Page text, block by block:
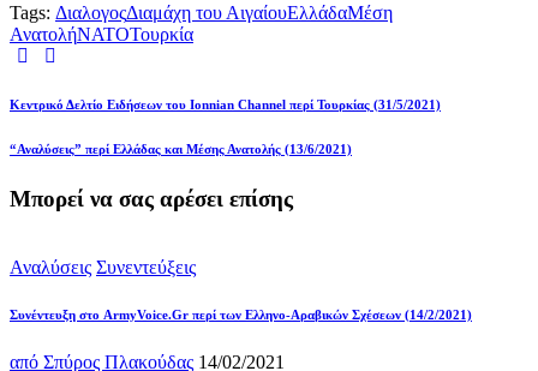
Tags: ΔιαλογοςΔιαμάχη του ΑιγαίουΕλλάδαΜέση
ΑνατολήΝΑΤΟΤουρκία
Κεντρικό Δελτίο Ειδήσεων του Ionnian Channel περί Τουρκίας (31/5/2021)
“Αναλύσεις” περί Ελλάδας και Μέσης Ανατολής (13/6/2021)
Μπορεί να σας αρέσει επίσης
Αναλύσεις Συνεντεύξεις
Συνέντευξη στο ArmyVoice.Gr περί των Ελληνο-Αραβικών Σχέσεων (14/2/2021)
από Σπύρος Πλακούδας 14/02/2021